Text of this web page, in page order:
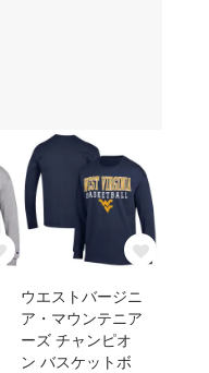
ウエストバージニ
ア・マウンテニア
ーズ チャンピオ
ン バスケットボ